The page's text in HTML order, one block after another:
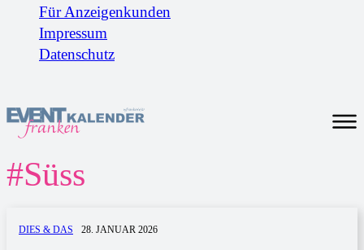
Für Anzeigenkunden
Impressum
Datenschutz
#Süss
DIES & DAS 28. JANUAR 2026